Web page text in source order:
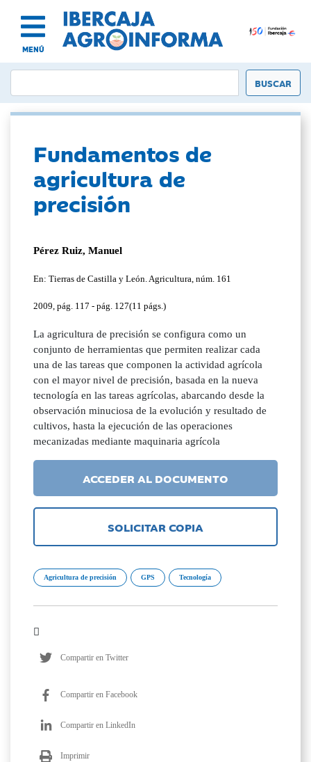
MENÚ
Fundamentos de
agricultura de
precisión
Pérez Ruiz, Manuel
En: Tierras de Castilla y León. Agricultura, núm. 161
2009, pág. 117 - pág. 127(11 págs.)
La agricultura de precisión se configura como un
conjunto de herramientas que permiten realizar cada
una de las tareas que componen la actividad agrícola
con el mayor nivel de precisión, basada en la nueva
tecnología en las tareas agrícolas, abarcando desde la
observación minuciosa de la evolución y resultado de
cultivos, hasta la ejecución de las operaciones
mecanizadas mediante maquinaria agrícola
ACCEDER AL DOCUMENTO
SOLICITAR COPIA
Agricultura de precisión GPS Tecnología
Compartir en Twitter
Compartir en Facebook
Compartir en LinkedIn
Imprimir